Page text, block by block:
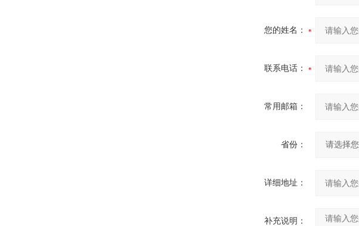
您的姓名：
联系电话：
常用邮箱：
省份：
详细地址：
补充说明：